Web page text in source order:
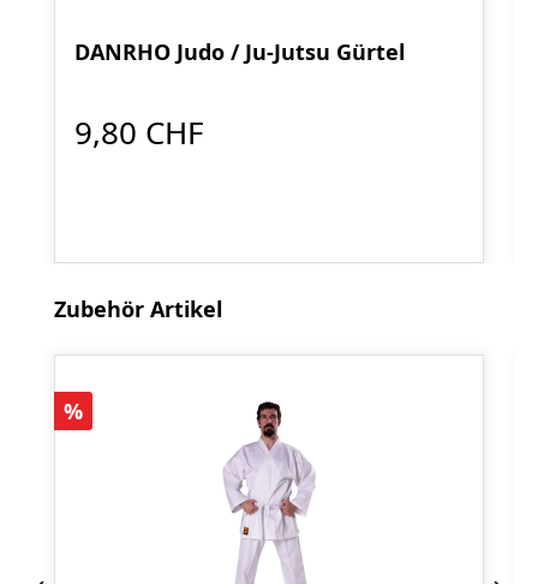
DANRHO Judo / Ju-Jutsu Gürtel
9,80 CHF
Produktgalerie überspringen
Zubehör Artikel
Rabatt
%